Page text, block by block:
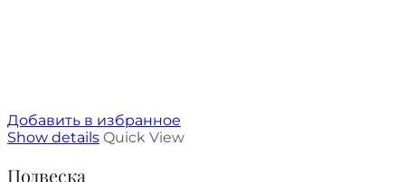
Добавить в избранное
Show details Quick View
Подвеска